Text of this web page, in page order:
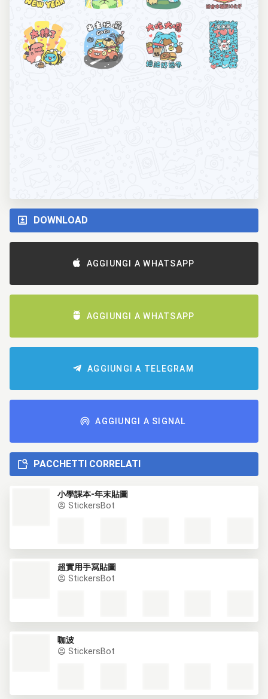
DOWNLOAD
AGGIUNGI A WHATSAPP
AGGIUNGI A WHATSAPP
AGGIUNGI A TELEGRAM
AGGIUNGI A SIGNAL
PACCHETTI CORRELATI
小學課本-年末貼圖
StickersBot
超實用手寫貼圖
StickersBot
咖波
StickersBot